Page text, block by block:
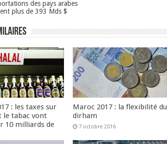
des pays arabes
plus de 393 Mds $
: les taxes sur
le tabac vont
10 milliards de
Maroc 2017 : la flexibilité du
dirham
7 octobre 2016